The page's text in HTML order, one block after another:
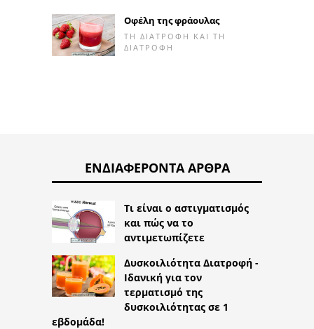
Οφέλη της φράουλας
ΤΗ ΔΙΑΤΡΟΦΉ ΚΑΙ ΤΗ
ΔΙΑΤΡΟΦΉ
ΕΝΔΙΑΦΈΡΟΝΤΑ ΆΡΘΡΑ
Τι είναι ο αστιγματισμός
και πώς να το
αντιμετωπίζετε
Δυσκοιλιότητα Διατροφή -
Ιδανική για τον
τερματισμό της
δυσκοιλιότητας σε 1
εβδομάδα!